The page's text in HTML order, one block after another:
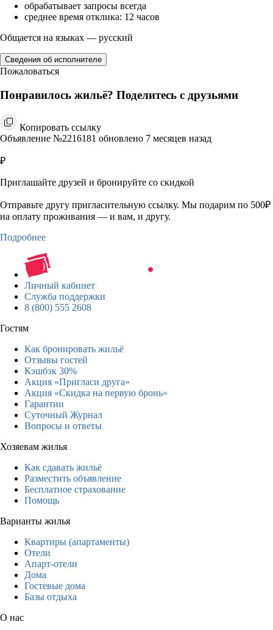
обрабатывает запросы всегда
среднее время отклика: 12 часов
Общается на языках — русский
Сведения об исполнителе
Пожаловаться
Понравилось жильё? Поделитесь с друзьями
Копировать ссылку
Объявление №2216181 обновлено 7 месяцев назад
₽
Приглашайте друзей и бронируйте со скидкой
Отправьте другу пригласительную ссылку. Мы подарим по 500₽
на оплату проживания — и вам, и другу.
Подробнее
Личный кабинет
Служба поддержки
8 (800) 555 2608
Гостям
Как бронировать жильё
Отзывы гостей
Кэшбэк 30%
Акция «Пригласи друга»
Акция «Скидка на первую бронь»
Гарантии
Суточный Журнал
Вопросы и ответы
Хозяевам жилья
Как сдавать жильё
Разместить объявление
Бесплатное страхование
Помощь
Варианты жилья
Квартиры (апартаменты)
Отели
Апарт-отели
Дома
Гостевые дома
Базы отдыха
О нас